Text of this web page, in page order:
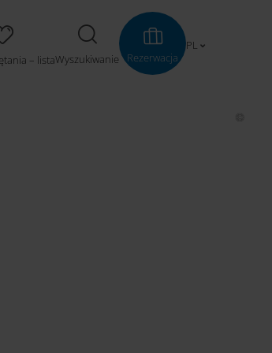
– listaWyszukiwanie Rezerwacja
PL